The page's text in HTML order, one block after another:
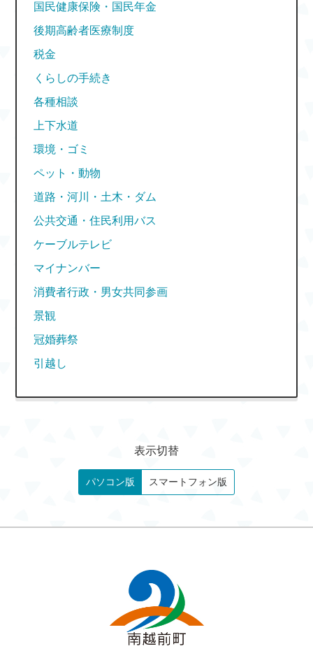
国民健康保険・国民年金
後期高齢者医療制度
税金
くらしの手続き
各種相談
上下水道
環境・ゴミ
ペット・動物
道路・河川・土木・ダム
公共交通・住民利用バス
ケーブルテレビ
マイナンバー
消費者行政・男女共同参画
景観
冠婚葬祭
引越し
表示切替
パソコン版 スマートフォン版